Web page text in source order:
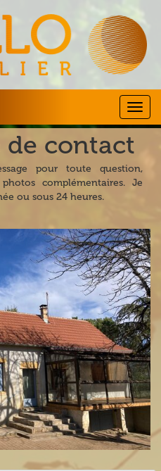
de contact
pour toute question,
complémentaires. Je
ou sous 24 heures.